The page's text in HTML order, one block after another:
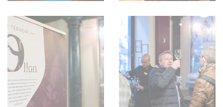
IMPRESSUM
AGB & DATENSCHUTZ
FAQ